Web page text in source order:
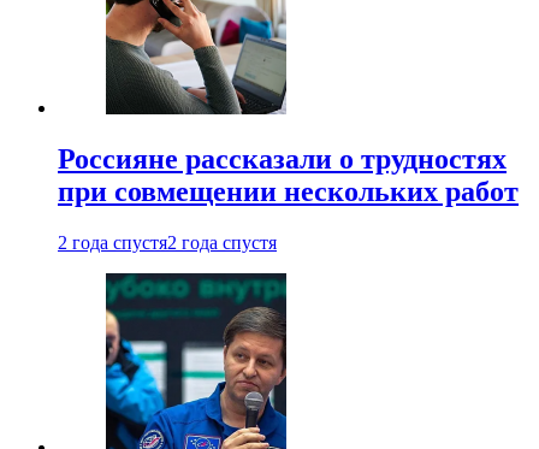
Россияне рассказали о трудностях
при совмещении нескольких работ
2 года спустя2 года спустя